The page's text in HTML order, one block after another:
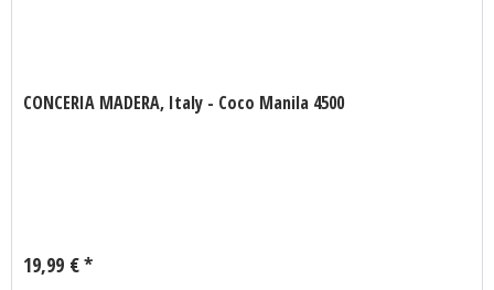
CONCERIA MADERA, Italy - Coco Manila 4500
19,99 € *